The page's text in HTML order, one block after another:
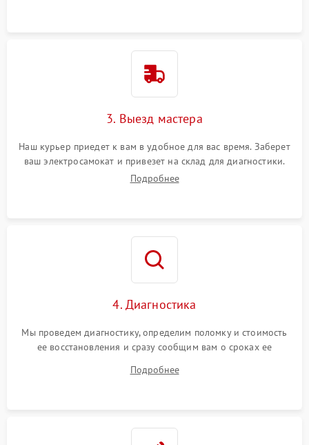
3. Выезд мастера
Наш курьер приедет к вам в удобное для вас время. Заберет
ваш электросамокат и привезет на склад для диагностики.
Подробнее
4. Диагностика
Мы проведем диагностику, определим поломку и стоимость
ее восстановления и сразу сообщим вам о сроках ее
Подробнее